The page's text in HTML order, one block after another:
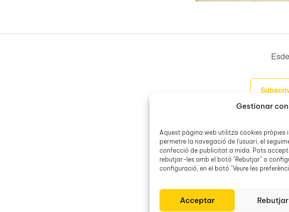
Gestionar
Aquest pàgina web utilitza cookies
permetre la navegació de l'usuari, el
confecció de publicitat a mida. Pots
rebutjar-les amb el botó "Rebutjar" o
configuració, en el botó "Veure les
Acceptar Rebutjar